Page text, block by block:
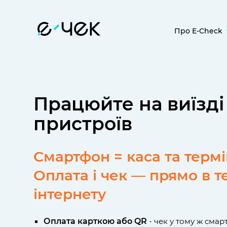
Про E-Check
Галузеві
FAQ
Працюйте на
пристроїв
Смартфон = каса та
Оплата і чек — прямо в
інтернету
Оплата карткою або QR - чек у тому ж